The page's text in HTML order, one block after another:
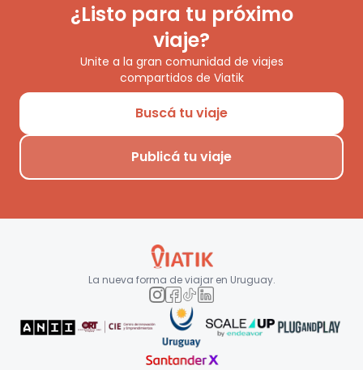
¿Listo para tu próximo
viaje?
Unite a la gran comunidad de viajes
compartidos de Viatik
Buscá tu viaje
Publicá tu viaje
La nueva forma de viajar en Uruguay.